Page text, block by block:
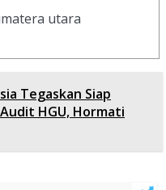
utara
Tegaskan Siap
HGU, Hormati